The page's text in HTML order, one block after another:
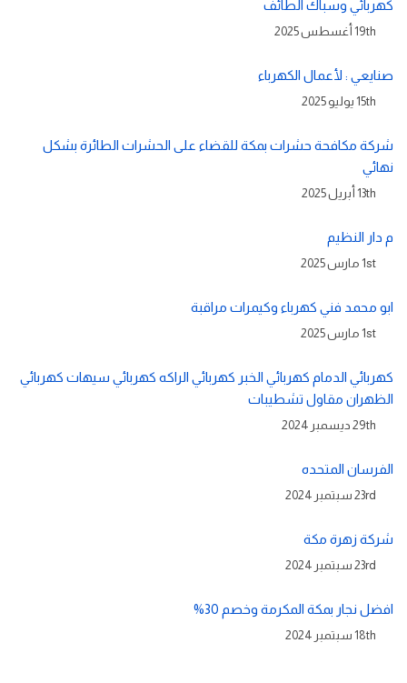
كهربائي وسباك الطائف
19th أغسطس 2025
صنايعي : لأعمال الكهرباء
15th يوليو 2025
شركة مكافحة حشرات بمكة للقضاء على الحشرات الطائرة بشكل
نهائي
13th أبريل 2025
م دار النظيم
1st مارس 2025
ابو محمد فني كهرباء وكيمرات مراقبة
1st مارس 2025
كهربائي الدمام كهربائي الخبر كهربائي الراكه كهربائي سيهات كهربائي
الظهران مقاول تشطيبات
29th ديسمبر 2024
الفرسان المتحده
23rd سبتمبر 2024
شركة زهرة مكة
23rd سبتمبر 2024
افضل نجار بمكة المكرمة وخصم 30%
18th سبتمبر 2024